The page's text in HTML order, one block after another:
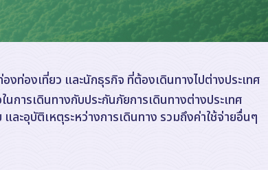
งท่องเที่ยว และนักธุรกิจ ที่ต้องเดินทางไปต่างประเทศ
นการเดินทางกับประกันภัยการเดินทางต่างประเทศ
ะอุบัติเหตุระหว่างการเดินทาง รวมถึงค่าใช้จ่ายอื่นๆ